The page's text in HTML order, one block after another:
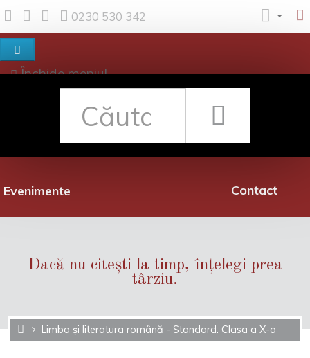
0230 530 342
Închide meniul
Evenimente
Rețea librării
Contact
Dacă nu citești la timp, înțelegi prea
târziu.
Limba și literatura română - Standard. Clasa a X-a